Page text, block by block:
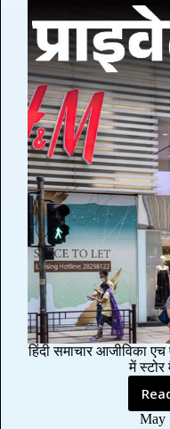
हिंदी समाचार आजीविका
में
May